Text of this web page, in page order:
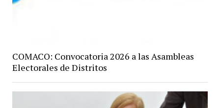
COMACO: Convocatoria 2026 a las Asambleas
Electorales de Distritos